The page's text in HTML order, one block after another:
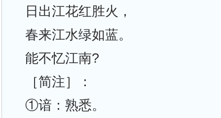
日出江花红胜火，
春来江水绿如蓝。
能不忆江南?
［简注］：
①谙：熟悉。